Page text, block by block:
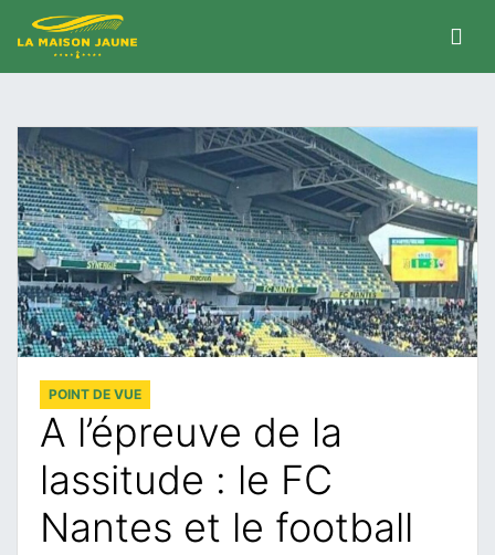
POINT DE VUE
A l’épreuve de la
lassitude : le FC
Nantes et le football